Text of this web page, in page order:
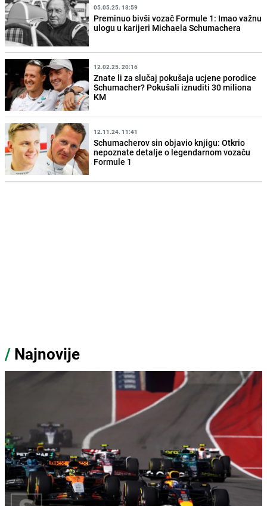
05.05.25. 13:59
Preminuo bivši vozač Formule 1: Imao važnu
ulogu u karijeri Michaela Schumachera
12.02.25. 20:16
Znate li za slučaj pokušaja ucjene porodice
Schumacher? Pokušali iznuditi 30 miliona
KM
12.11.24. 11:41
Schumacherov sin objavio knjigu: Otkrio
nepoznate detalje o legendarnom vozaču
Formule 1
/ Najnovije